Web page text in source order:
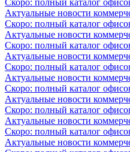
Актуальные новости
Скоро: полный каталог
Актуальные новости
Скоро: полный каталог
Актуальные новости
Скоро: полный каталог
Актуальные новости
Скоро: полный каталог
Актуальные новости
Скоро: полный каталог
Актуальные новости
Скоро: полный каталог
Актуальные новости